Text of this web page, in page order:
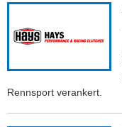
Rennsport verankert.